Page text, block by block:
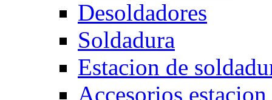
Desoldadores
Soldadura
Estacion de
Accesorios